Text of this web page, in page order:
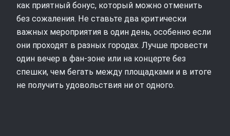
как приятный бонус, который можно отменить
без сожаления. Не ставьте два критически
важных мероприятия в один день, особенно если
они проходят в разных городах. Лучше провести
один вечер в фан-зоне или на концерте без
спешки, чем бегать между площадками и в итоге
не получить удовольствия ни от одного.